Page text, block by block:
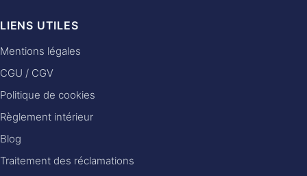
LIENS UTILES
Mentions légales
CGU / CGV
Politique de cookies
Règlement intérieur
Blog
Traitement des réclamations